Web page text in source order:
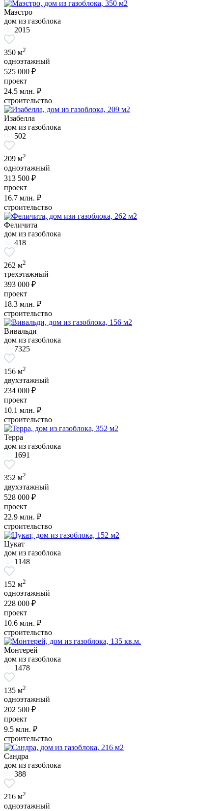
Маэстро
дом из газоблока
2015
350 м2
одноэтажный
525 000 ₽
проект
24.5 млн. ₽
строительство
Изабелла
дом из газоблока
502
209 м2
одноэтажный
313 500 ₽
проект
16.7 млн. ₽
строительство
Феличита
дом из газоблока
418
262 м2
трехэтажный
393 000 ₽
проект
18.3 млн. ₽
строительство
Вивальди
дом из газоблока
7325
156 м2
двухэтажный
234 000 ₽
проект
10.1 млн. ₽
строительство
Терра
дом из газоблока
1691
352 м2
двухэтажный
528 000 ₽
проект
22.9 млн. ₽
строительство
Цукат
дом из газоблока
1148
152 м2
одноэтажный
228 000 ₽
проект
10.6 млн. ₽
строительство
Монтерей
дом из газоблока
1478
135 м2
одноэтажный
202 500 ₽
проект
9.5 млн. ₽
строительство
Сандра
дом из газоблока
388
216 м2
одноэтажный